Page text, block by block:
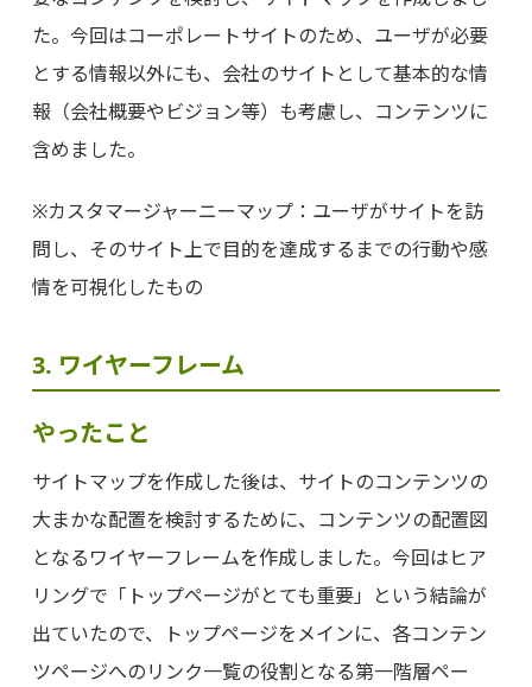
た。今回はコーポレートサイトのため、ユーザが必要
とする情報以外にも、会社のサイトとして基本的な情
報（会社概要やビジョン等）も考慮し、コンテンツに
含めました。
※カスタマージャーニーマップ：ユーザがサイトを訪
問し、そのサイト上で目的を達成するまでの行動や感
情を可視化したもの
3. ワイヤーフレーム
やったこと
サイトマップを作成した後は、サイトのコンテンツの
大まかな配置を検討するために、コンテンツの配置図
となるワイヤーフレームを作成しました。今回はヒア
リングで「トップページがとても重要」という結論が
出ていたので、トップページをメインに、各コンテン
ツページへのリンク一覧の役割となる第一階層ペー